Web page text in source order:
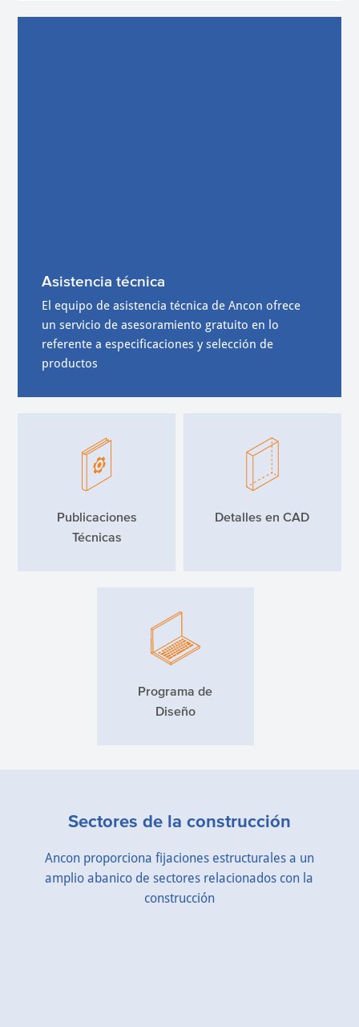
Asistencia técnica
El equipo de asistencia técnica de Ancon ofrece
un servicio de asesoramiento gratuito en lo
referente a especificaciones y selección de
productos
Publicaciones
Técnicas
Detalles en CAD
Programa de
Diseño
Sectores de la construcción
Ancon proporciona fijaciones estructurales a un
amplio abanico de sectores relacionados con la
construcción